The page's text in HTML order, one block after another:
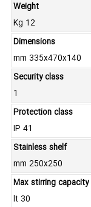
Weight
Kg 12
Dimensions
mm 335x470x140
Security class
1
Protection class
IP 41
Stainless shelf
mm 250x250
Max stirring capacity
lt 30